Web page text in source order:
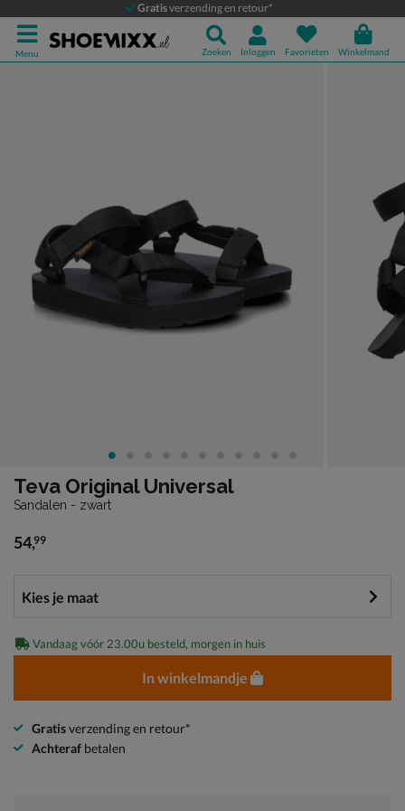
Gratisverzending en retour*
Menu Zoeken Inloggen Favorieten Winkelmand
Teva Original Universal
Sandalen
Teva Original Universal
Sandalen - zwart
€ 54,99
54,99
Vandaag vóór 23.00u besteld, morgen in huis
In winkelmandje
Gratisverzending en retour*
Achteraf betalen